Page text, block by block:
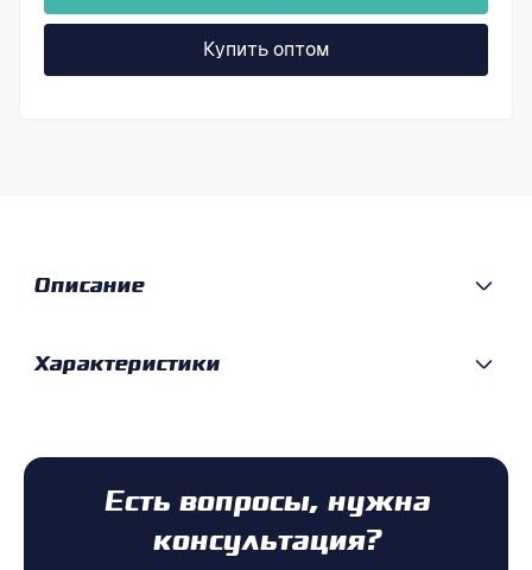
Купить оптом
Описание
Характеристики
Есть вопросы, нужна
консультация?